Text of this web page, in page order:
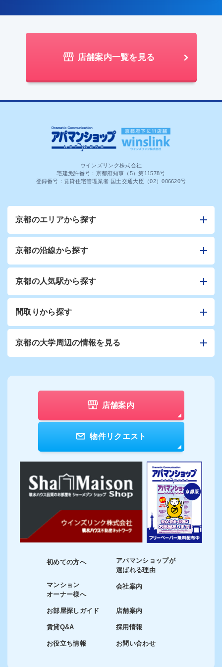
店舗案内一覧を見る
ウインズリンク株式会社
宅建免許番号：京都府知事（5）第11578号
登録番号：賃貸住宅管理業者 国土交通大臣（02）006620号
京都のエリアから探す
京都の沿線から探す
京都の人気駅から探す
間取りから探す
京都の大学周辺の情報を見る
店舗案内
物件リクエスト
初めての方へ
マンション
オーナー様へ
お部屋探しガイド
賃貸Q&A
お役立ち情報
アパマンショップが
選ばれる理由
会社案内
店舗案内
採用情報
お問い合わせ